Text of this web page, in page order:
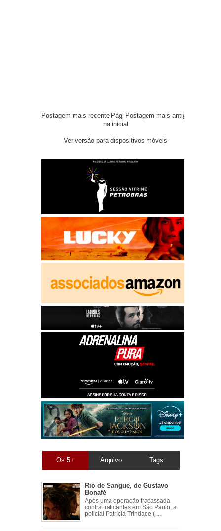
Postagem mais recente Postagem mais antiga
Pági
na inicial
Ver versão para dispositivos móveis
Os 5+ Arquivo Tags
Rio de Sangue, de Gustavo
Bonafé
Após uma operação fracassada
contra traficantes em São Paulo, a
policial Patrícia Trindade ( ...